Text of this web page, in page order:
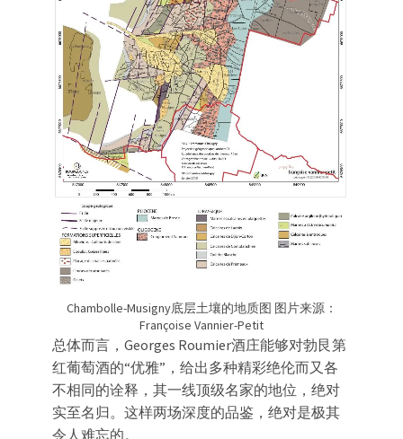
Chambolle-Musigny底层土壤的地质图 图片来源：
Françoise Vannier-Petit
总体而言，Georges Roumier酒庄能够对勃艮第
红葡萄酒的“优雅”，给出多种精彩绝伦而又各
不相同的诠释，其一线顶级名家的地位，绝对
实至名归。这样两场深度的品鉴，绝对是极其
令人难忘的。